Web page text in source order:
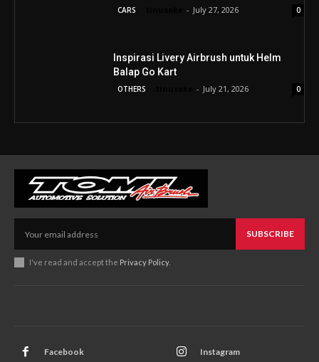
CARS - July 27, 2026 0
Inspirasi Livery Airbrush untuk Helm
Balap Go Kart
OTHERS - July 21, 2026 0
SUBSCRIBE
I've read and accept the Privacy Policy.
Facebook Instagram